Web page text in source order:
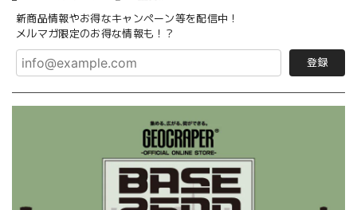
新商品情報やお得なキャンペーン等を配信中！
メルマガ限定のお得な情報も！？
登録